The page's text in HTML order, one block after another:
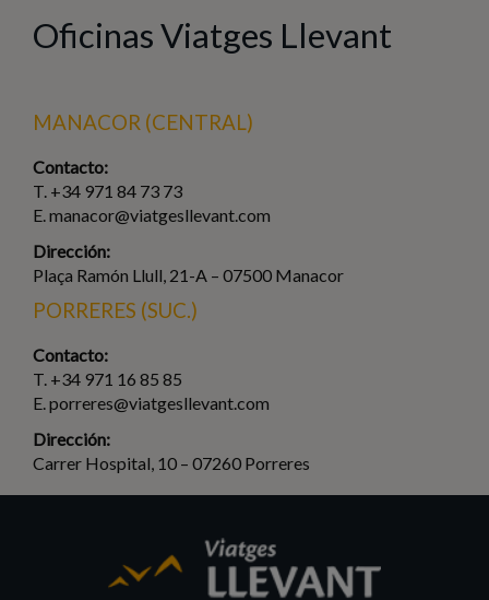
Oficinas Viatges Llevant
MANACOR (CENTRAL)
Contacto:
T. +34 971 84 73 73
E. manacor@viatgesllevant.com
Dirección:
Plaça Ramón Llull, 21-A – 07500 Manacor
PORRERES (SUC.)
Contacto:
T. +34 971 16 85 85
E. porreres@viatgesllevant.com
Dirección:
Carrer Hospital, 10 – 07260 Porreres